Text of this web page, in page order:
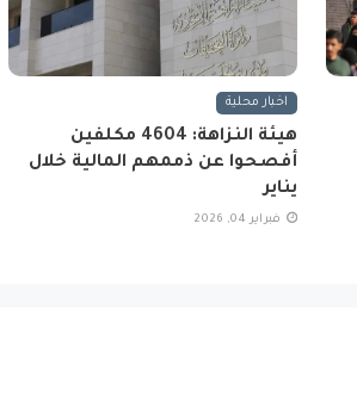
اخبار محلية
هيئة النزاهة: 4604 مكلفين
أفصحوا عن ذممهم المالية خلال
يناير
فبراير 04, 2026